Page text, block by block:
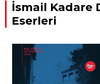
İsmail Kadare
Eserleri